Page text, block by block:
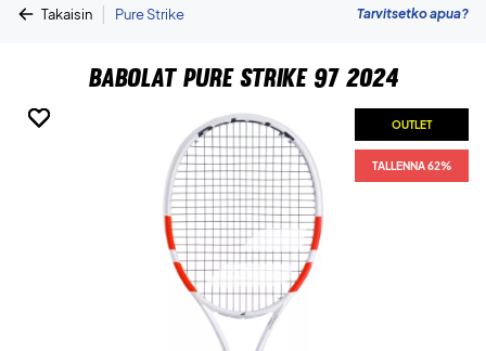
Takaisin | Pure Strike Tarvitsetko apua?
Babolat Pure Strike 97 2024
OUTLET
TALLENNA 62%
OUTLET
TALLENNA 62%
OUTLET
TALLENNA 62%
OUTLET
TALLENNA 62%
OUTLET
TALLENNA 62%